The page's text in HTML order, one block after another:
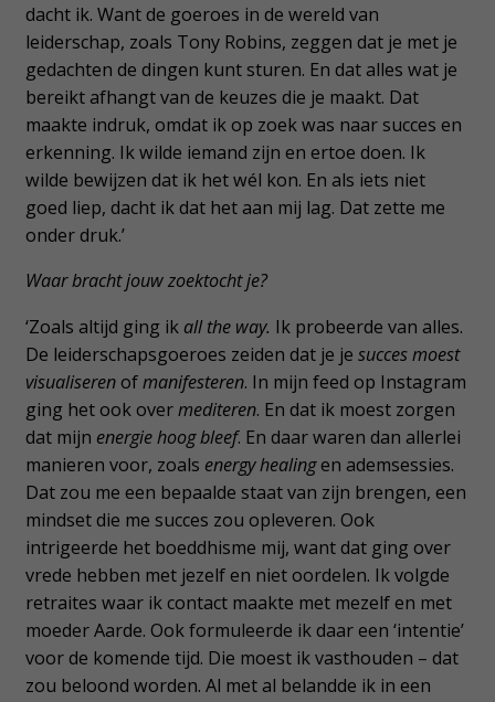
dacht ik. Want de goeroes in de wereld van
leiderschap, zoals Tony Robins, zeggen dat je met je
gedachten de dingen kunt sturen. En dat alles wat je
bereikt afhangt van de keuzes die je maakt. Dat
maakte indruk, omdat ik op zoek was naar succes en
erkenning. Ik wilde iemand zijn en ertoe doen. Ik
wilde bewijzen dat ik het wél kon. En als iets niet
goed liep, dacht ik dat het aan mij lag. Dat zette me
onder druk.’
Waar bracht jouw zoektocht je?
‘Zoals altijd ging ik all the way. Ik probeerde van alles.
De leiderschapsgoeroes zeiden dat je je succes moest
visualiserenofmanifesteren. In mijn feed op Instagram
ging het ook overmediteren. En dat ik moest zorgen
dat mijn energie hoog bleef. En daar waren dan allerlei
manieren voor, zoals energy healingen ademsessies.
Dat zou me een bepaalde staat van zijn brengen, een
mindset die me succes zou opleveren. Ook
intrigeerde het boeddhisme mij, want dat ging over
vrede hebben met jezelf en niet oordelen. Ik volgde
retraites waar ik contact maakte met mezelf en met
moeder Aarde. Ook formuleerde ik daar een ‘intentie’
voor de komende tijd. Die moest ik vasthouden – dat
zou beloond worden. Al met al belandde ik in een